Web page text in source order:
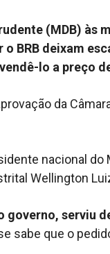
(MDB) às
BRB deixam
lo a preço
da
nacional do
Wellington
serviu
sabe que o